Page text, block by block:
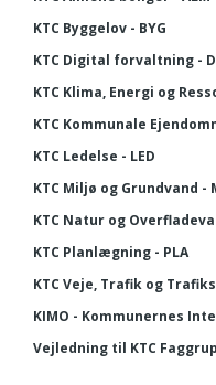
KTC Byggelov - BYG
KTC Digital forvaltning -
KTC Klima, Energi og
KTC Kommunale
KTC Ledelse - LED
KTC Miljø og Grundvand -
KTC Natur og
KTC Planlægning - PLA
KTC Veje, Trafik og
KIMO - Kommunernes
Vejledning til KTC